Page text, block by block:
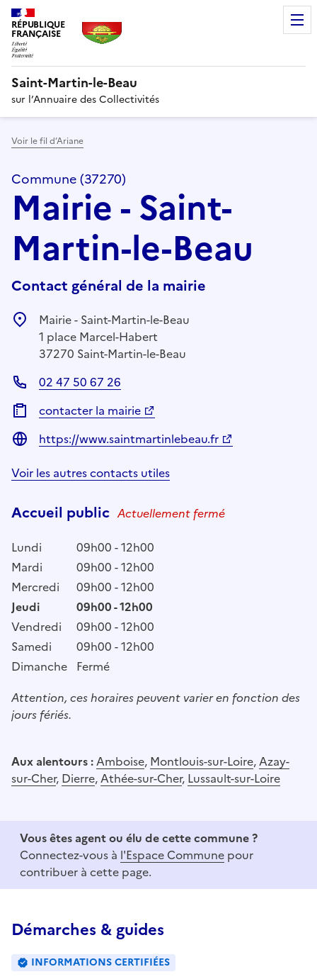
RÉPUBLIQUE
FRANÇAISE
Saint-Martin-le-Beau
sur l’Annuaire des Collectivités
Voir le fil d’Ariane
Commune (37270)
Mairie - Saint-
Martin-le-Beau
Contact général de la mairie
Mairie - Saint-Martin-le-Beau
1 place Marcel-Habert
37270 Saint-Martin-le-Beau
02 47 50 67 26
contacter la mairie
https://www.saintmartinlebeau.fr
Voir les autres contacts utiles
Accueil public Actuellement fermé
Lundi
09h00 - 12h00
Mardi
09h00 - 12h00
Mercredi
09h00 - 12h00
Jeudi
09h00 - 12h00
Vendredi
09h00 - 12h00
Samedi
09h00 - 12h00
Dimanche Fermé
Attention, ces horaires peuvent varier en fonction des
jours fériés.
Aux alentours :Amboise, Montlouis-sur-Loire,Azay-
sur-Cher, Dierre,Athée-sur-Cher, Lussault-sur-Loire
Vous êtes agent ou élu de cette commune ?
Connectez-vous à l'Espace Commune pour
contribuer à cette page.
Démarches & guides
INFORMATIONS CERTIFIÉES